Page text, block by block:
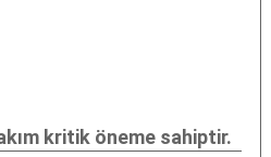
kritik öneme sahiptir.